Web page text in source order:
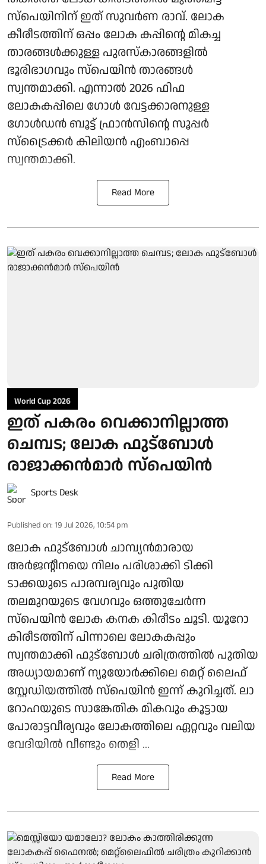
സ്‌പെയിനിന് ഇത് സുവര്‍ണ രാവ്. ലോക
കീരീടത്തിന് ഒപ്പം ലോക കപ്പിന്റെ മികച്ച
താരങ്ങള്‍ക്കുള്ള പുരസ്‌കാരങ്ങളില്‍
ഭൂരിഭാഗവും സ്‌പെയിന്‍ താരങ്ങള്‍
സ്വന്തമാക്കി. എന്നാല്‍ 2026 ഫിഫ
ലോകകപ്പിലെ ഗോള്‍ വേട്ടക്കാരനുള്ള
ഗോള്‍ഡന്‍ ബൂട്ട് ഫ്രാന്‍സിന്റെ സൂപ്പര്‍
സ്‌ട്രൈക്കര്‍ കിലിയന്‍ എംബാപ്പെ
സ്വന്തമാക്കി.
Read More
World Cup 2026
ഇത് പകരം വെക്കാനില്ലാത്ത
ചെമ്പട; ലോക ഫുട്ബാേൾ
രാജാക്കൻമാർ സ്പെയിൻ
Sports Desk
Published on: 19 Jul 2026, 10:54 pm
ലോക ഫുട്ബോൾ ചാമ്പ്യൻമാരായ
അർജന്റീനയെ നിലം പരിശാക്കി ടിക്കി
ടാക്കയുടെ പാരമ്പര്യവും പുതിയ
തലമുറയുടെ വേഗവും ഒത്തുചേർന്ന
സ്പെയിൻ ലോക കനക കിരീടം ചൂടി. യൂറോ
കിരീടത്തിന് പിന്നാലെ ലോകകപ്പും
സ്വന്തമാക്കി ഫുട്ബോൾ ചരിത്രത്തിൽ പുതിയ
അധ്യായമാണ് ന്യൂയോർക്കിലെ മെറ്റ് ലൈഫ്
സ്റ്റേഡിയത്തിൽ സ്പെയിൻ ഇന്ന് കുറിച്ചത്. ലാ
റോഹയുടെ സാങ്കേതിക മികവും കൂട്ടായ
പോരാട്ടവീര്യവും ലോകത്തിലെ ഏറ്റവും വലിയ
വേദിയിൽ വീണ്ടും തെളി ...
Read More